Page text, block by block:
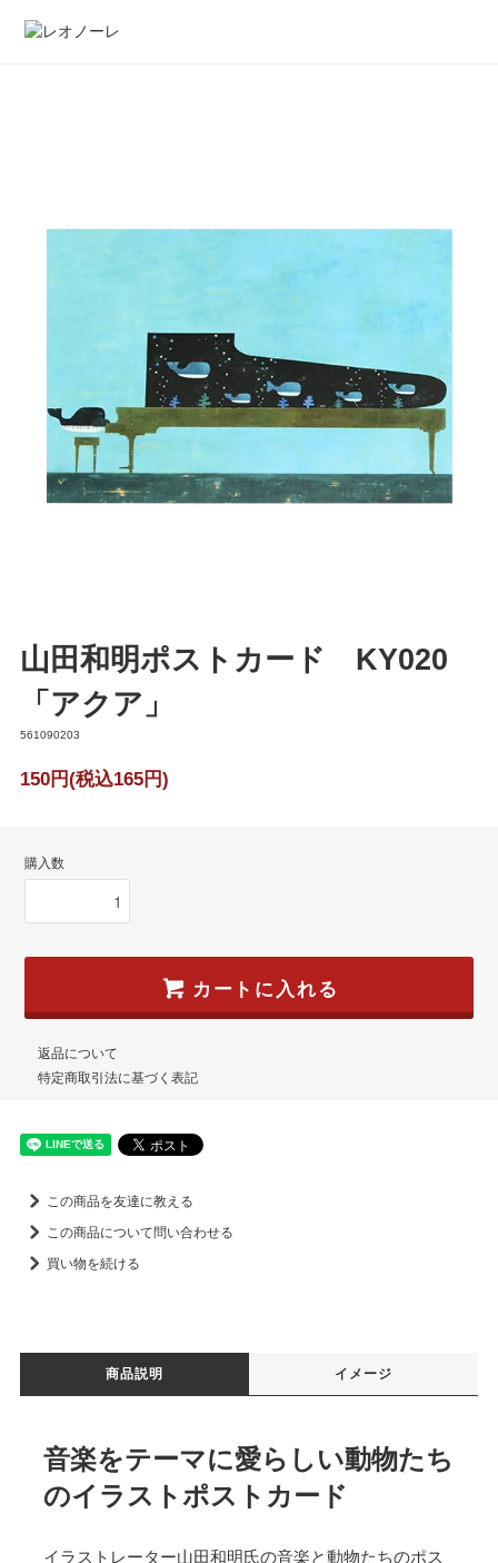
山田和明ポストカード KY020
「アクア」
561090203
150円(税込165円)
購入数
カートに入れる
返品について
特定商取引法に基づく表記
この商品を友達に教える
この商品について問い合わせる
買い物を続ける
商品説明 イメージ
音楽をテーマに愛らしい動物たち
のイラストポストカード
イラストレーター山田和明氏の音楽と動物たちのポス